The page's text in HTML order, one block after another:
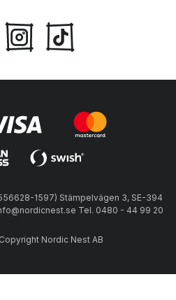
1597) Stämpelvägen 3, SE-394
Tel. 0480 - 44 99 20
Nordic Nest AB